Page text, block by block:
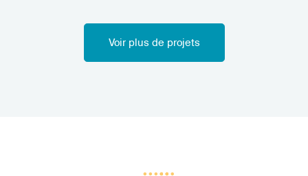
Voir plus de projets